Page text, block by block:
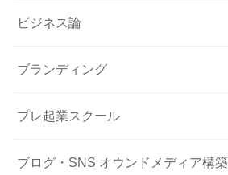
ビジネス論
ブランディング
プレ起業スクール
ブログ・SNS オウンドメディア構築